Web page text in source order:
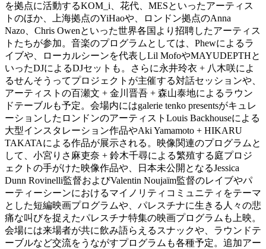
を拠点に活動するKOM_i、花代、MESといったアーティス
トのほか、上海拠点のYiHaoや、ロンドン拠点のAnna
Nazo、Chris Owenといった世界各国より招聘したアーティス
トたちが参加。音楽のプログラムとしては、Phewによるラ
イブや、ローカルシーンを代表しLil MofoやMAYUDEPTHと
いったDJによるDJセットも。さらに永井玲衣 + 八木咲によ
るせんそうってプロジェクトが主催する対話セッションや、
アーティストの百瀬文 + 金川晋吾 + 森山泰地によるラウン
ドテーブルも予定。会場内にはgalerie tenko presentsがキュレ
ーションしたロンドンのアーティストLouis Backhouseによる
大型インスタレーション作品やAki Yamamoto + HIKARU
TAKATAによる作品が展示される。映像関連のプログラムと
して、小宮りさ麻吏奈 + 鈴木千尋による繁殖する庭プロジ
ェクトの手がけた映像作品や、日本未公開となるJessica
Dunn Rovinelli監督およびValentin Noujaïm監督のレイブやパ
ーティーシーンにおけるマイノリティコミュニティをテーマ
とした短編映画プログラムや、パレスチナに生きる人々の悲
痛な叫びを捉えたパレスチナ特集の映画プログラムも上映。
会場には来場者が共に飲み語らえるスナックや、ラウンドテ
ーブルなど交流をうながすプログラムも各種予定。追加アー